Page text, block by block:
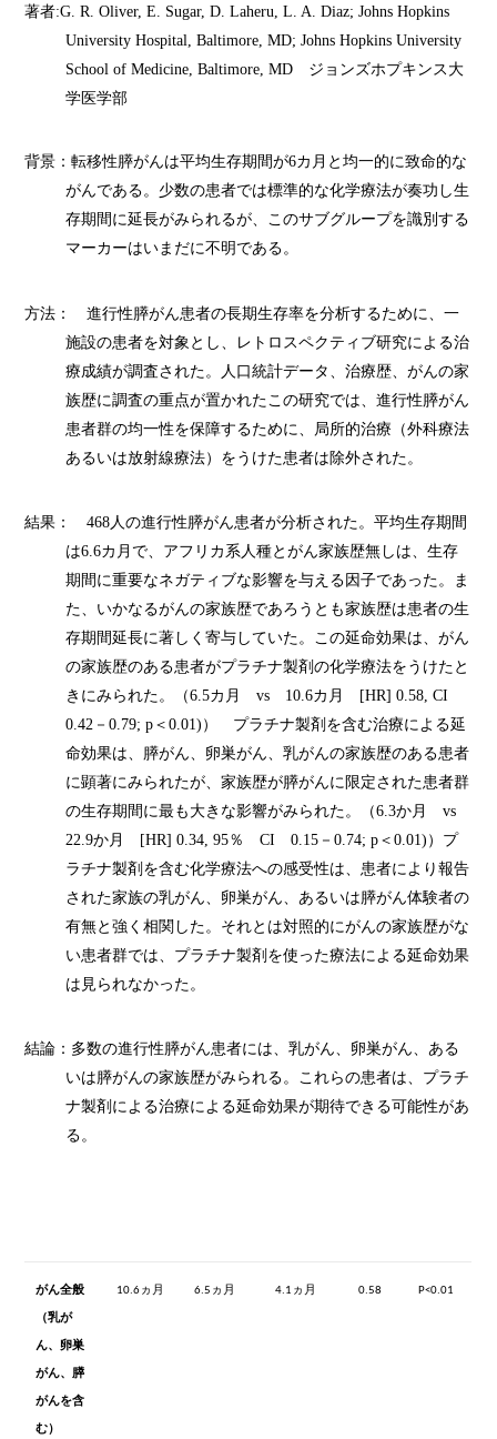
著者:G. R. Oliver, E. Sugar, D.Laheru , L. A. Diaz; Johns Hopkins
University Hospital, Baltimore, MD; Johns Hopkins University
School of Medicine, Baltimore, MDジョンズホプキンス大
学医学部
背景：転移性膵がんは平均生存期間が6カ月と均一的に致命的な
がんである。少数の患者では標準的な化学療法が奏功し生
存期間に延長がみられるが、このサブグループを識別する
マーカーはいまだに不明である。
方法： 進行性膵がん患者の長期生存率を分析するために、一
施設の患者を対象とし、レトロスペクティブ研究による治
療成績が調査された。人口統計データ、治療歴、がんの家
族歴に調査の重点が置かれたこの研究では、進行性膵がん
患者群の均一性を保障するために、局所的治療（外科療法
あるいは放射線療法）をうけた患者は除外された。
結果：468 人の進行性膵がん患者が分析された。平均生存期間
は6.6カ月で、アフリカ系人種とがん家族歴無しは、生存
期間に重要なネガティブな影響を与える因子であった。ま
た、いかなるがんの家族歴であろうとも家族歴は患者の生
存期間延長に著しく寄与していた。この延命効果は、がん
の家族歴のある患者がプラチナ製剤の化学療法をうけたと
きにみられた。（6.5カ月 vs 10.6カ月
[HR] 0.58, CI
0.42 － 0.79; p＜ 0.01) ） プラチナ製剤を含む治療による延
命効果は、膵がん、卵巣がん、乳がんの家族歴のある患者
に顕著にみられたが、家族歴が膵がんに限定された患者群
の生存期間に最も大きな影響がみられた。（6.3か月 vs
22.9か月 [HR] 0.34, 95％ CI 0.15－ 0.74; p＜ 0.01) ）プ
ラチナ製剤を含む化学療法への感受性は、患者により報告
された家族の乳がん、卵巣がん、あるいは膵がん体験者の
有無と強く相関した。それとは対照的にがんの家族歴がな
い患者群では、プラチナ製剤を使った療法による延命効果
は見られなかった。
結論：多数の進行性膵がん患者には、乳がん、 卵巣がん、 ある
いは膵がんの家族歴がみられる。これらの患者は、プラチ
ナ製剤による治療による延命効果が期待できる可能性があ
る。
がん全般
（乳が
ん、卵巣
がん、膵
がんを含
む）
10.6ヵ月 6.5 ヵ月 4.1 ヵ月 0.58 P<0.01